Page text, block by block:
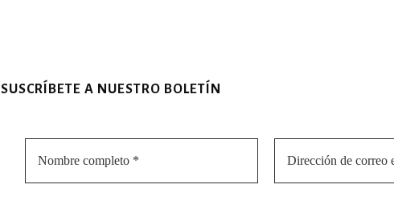
SUSCRÍBETE A NUESTRO BOLETÍN